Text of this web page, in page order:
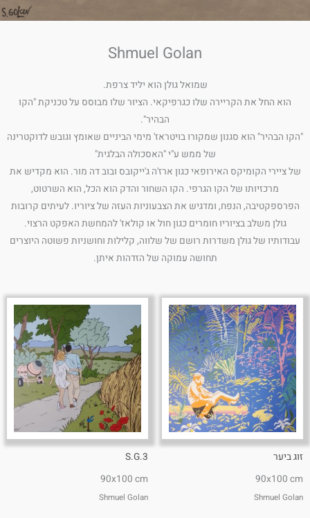
Shmuel Golan
שמואל גולן הוא יליד צרפת.
הוא החל את הקריירה שלו כגרפיקאי. הציור שלו מבוסס על טכניקת "הקו
הבהיר".
"הקו הבהיר" הוא סגנון שמקורו בויטראז' מימי הביניים שאומץ וגובש לדוקטרינה
של ממש ע"י "האסכולה הבלגית"
של ציירי הקומיקס האירופאי כגון ארז'ה ג'ייקובס ובוב דה מור. הוא מקדיש את
מרכזיותו של הקו הגרפי. הקו השחור והדק הוא הכל, הוא השרטוט,
הפרספקטיבה, הנפח, ומדגיש את הצבעוניות העזה של ציוריו. לעיתים קרובות
גולן משלב בציוריו חומרים כגון חול או קולאז' להמחשת האפקט הרצוי.
עבודותיו של גולן משדרות רושם של שלווה, קלילות וחושניות פשוטה היוצרים
תחושה עמוקה של הזדהות איתן.
זוג ביער
90x100 cm
Shmuel Golan
S.G.3
90x100 cm
Shmuel Golan